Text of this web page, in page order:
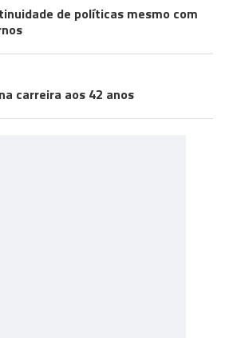
de políticas mesmo com
carreira aos 42 anos